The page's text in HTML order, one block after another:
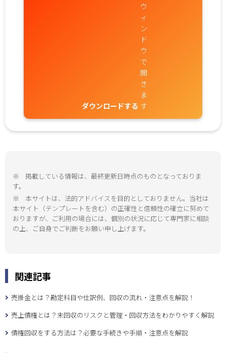
ダウンロードする
※
掲載している情報は、最終更新日時点のものとなっておりま
す。
※
本サイトは、法的アドバイスを目的としておりません。当社は
本サイト（テンプレートを含む）の正確性と信頼性の確立に努めて
おりますが、ご利用の場合には、個別の状況に応じて専門家に相談
の上、ご自身でご判断をお願い申し上げます。
関連記事
売掛金とは？勘定科目や仕訳例、回収の流れ・注意点を解説！
売上債権とは？未回収のリスクと管理・回収方法をわかりやすく解説
債権回収をする方法は？必要な手続きや手順・注意点を解説